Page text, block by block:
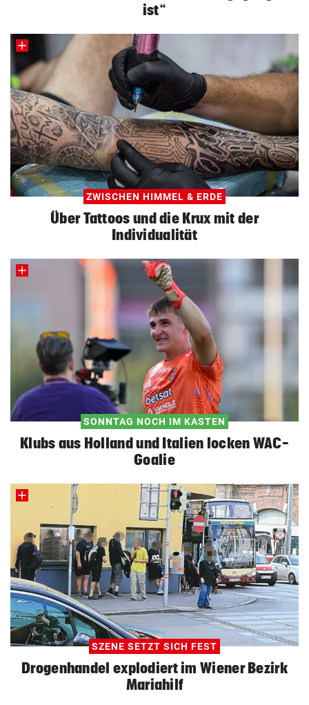
ist“
ZWISCHEN HIMMEL & ERDE
Über Tattoos und die Krux mit der
Individualität
SONNTAG NOCH IM KASTEN
Klubs aus Holland und Italien locken WAC-
Goalie
SZENE SETZT SICH FEST
Drogenhandel explodiert im Wiener Bezirk
Mariahilf